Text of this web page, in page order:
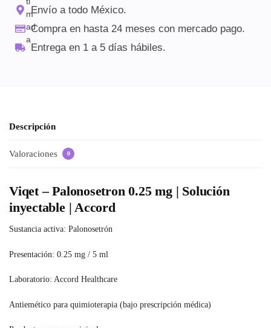
Envío a todo México.
Compra en hasta 24 meses con mercado pago.
Entrega en 1 a 5 días hábiles.
Descripción
Valoraciones 0
Viqet – Palonosetron 0.25 mg | Solución
inyectable | Accord
Sustancia activa: Palonosetrón
Presentación: 0.25 mg / 5 ml
Laboratorio: Accord Healthcare
Antiemético para quimioterapia (bajo prescripción médica)